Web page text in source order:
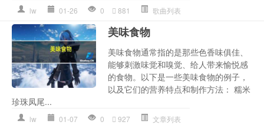
lw 01-26 0 881 歌曲列表
美味食物
美味食物通常指的是那些色香味俱佳、
能够刺激味觉和嗅觉、给人带来愉悦感
的食物。以下是一些美味食物的例子，
以及它们的营养特点和制作方法： 糯米
珍珠凤尾...
lw 01-07 0 927 文章列表